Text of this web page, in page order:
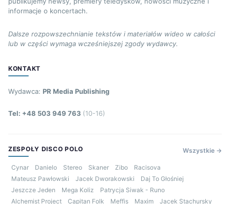
informacje o koncertach.
Dalsze rozpowszechnianie tekstów i materiałów wideo w całości
lub w części wymaga wcześniejszej zgody wydawcy.
KONTAKT
Wydawca: PR Media Publishing
Tel: +48 503 949 763 (10-16)
ZESPOŁY DISCO POLO Wszystkie →
Cynar Danielo Stereo Skaner Zibo
Racisova
Mateusz Pawłowski
Jacek Dworakowski
Daj To Głośniej
Jeszcze Jeden
Mega Koliz
Patrycja Siwak - Runo
Alchemist Project
Capitan Folk Meffis Maxim Jacek Stachursky